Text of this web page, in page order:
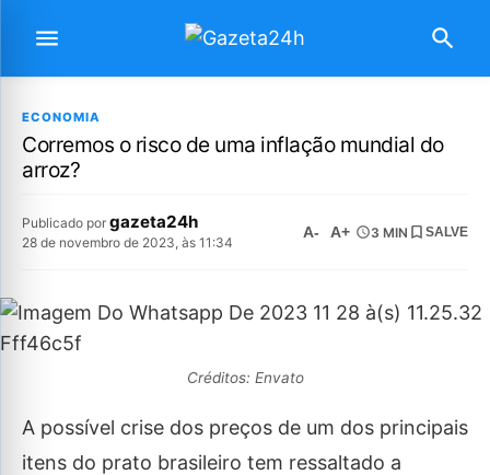
ECONOMIA
Corremos o risco de uma inflação mundial do
arroz?
Publicado por gazeta24h
28 de novembro de 2023, às 11:34
A- A+ 3 MIN SALVE
Créditos: Envato
A possível crise dos preços de um dos principais
itens do prato brasileiro tem ressaltado a